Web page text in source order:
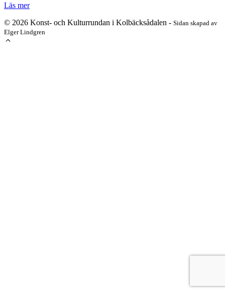
Läs mer
© 2026 Konst- och Kulturrundan i Kolbäcksådalen - Sidan skapad av
Elger Lindgren